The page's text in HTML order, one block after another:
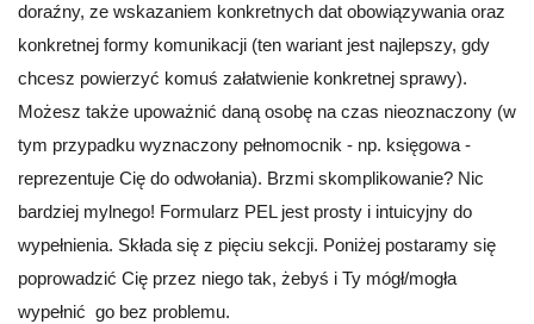
doraźny, ze wskazaniem konkretnych dat obowiązywania oraz
konkretnej formy komunikacji (ten wariant jest najlepszy, gdy
chcesz powierzyć komuś załatwienie konkretnej sprawy).
Możesz także upoważnić daną osobę na czas nieoznaczony (w
tym przypadku wyznaczony pełnomocnik - np. księgowa -
reprezentuje Cię do odwołania). Brzmi skomplikowanie? Nic
bardziej mylnego! Formularz PEL jest prosty i intuicyjny do
wypełnienia. Składa się z pięciu sekcji. Poniżej postaramy się
poprowadzić Cię przez niego tak, żebyś i Ty mógł/mogła
wypełnić go bez problemu.